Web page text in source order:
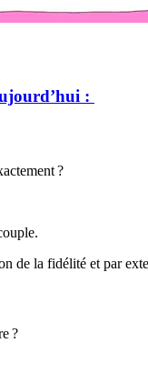
:
?
de la fidélité et par
?